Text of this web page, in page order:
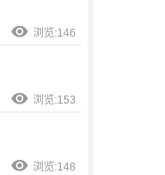
浏览:146
浏览:153
浏览:148